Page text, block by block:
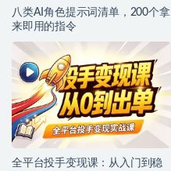
八类AI角色提示词清单，200个拿
来即用的指令
全平台投手变现课：从入门到稳